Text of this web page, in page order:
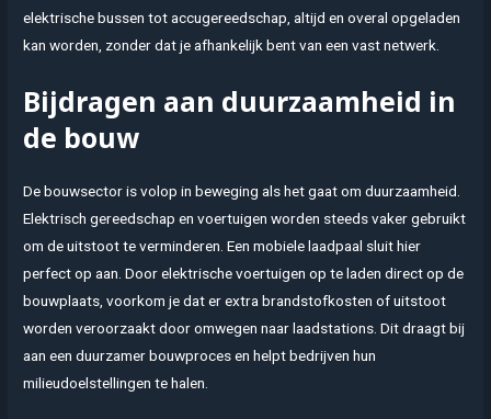
elektrische bussen tot accugereedschap, altijd en overal opgeladen
kan worden, zonder dat je afhankelijk bent van een vast netwerk.
Bijdragen aan duurzaamheid in
de bouw
De bouwsector is volop in beweging als het gaat om duurzaamheid.
Elektrisch gereedschap en voertuigen worden steeds vaker gebruikt
om de uitstoot te verminderen. Een mobiele laadpaal sluit hier
perfect op aan. Door elektrische voertuigen op te laden direct op de
bouwplaats, voorkom je dat er extra brandstofkosten of uitstoot
worden veroorzaakt door omwegen naar laadstations. Dit draagt bij
aan een duurzamer bouwproces en helpt bedrijven hun
milieudoelstellingen te halen.